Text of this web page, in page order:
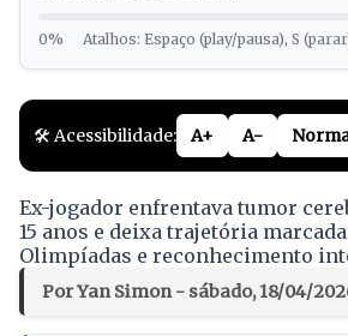
0% Atalhos: Espaço (play/pausa), S
🛠️ Acessibilidade: A+ A-
Ex-jogador enfrentava tumor
15 anos e deixa trajetória
Olimpíadas e reconhecimento
Por Yan Simon - sábado, 18/04/